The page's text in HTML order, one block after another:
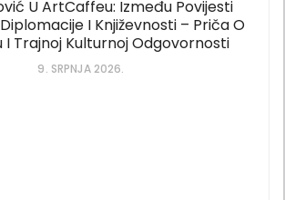
U ArtCaffeu: Između Povijesti
I Književnosti – Priča O
Trajnoj Kulturnoj Odgovornosti
9. SRPNJA 2026.